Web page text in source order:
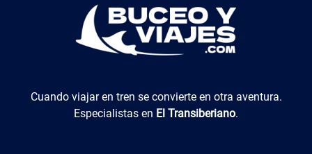
El Transiberiano
Cuando viajar en tren se convierte en otra aventura.
Especialistas en El Transiberiano.